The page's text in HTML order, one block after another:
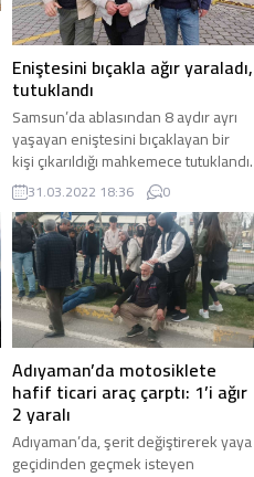
aşağıya düştü. Olayı fark eden
inşaattaki diğer...
Eniştesini bıçakla ağır yaraladı,
tutuklandı
Samsun’da ablasından 8 aydır ayrı
yaşayan eniştesini bıçaklayan bir
kişi çıkarıldığı mahkemece tutuklandı.
Olay, Samsun’un İlkadım ilçesi ...
31.03.2022 18:36 0
Adıyaman’da motosiklete
hafif ticari araç çarptı: 1’i ağır
2 yaralı
Adıyaman’da, şerit değiştirerek yaya
geçidinden geçmek isteyen